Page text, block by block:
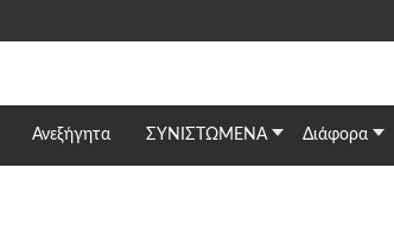
Ανεξήγητα ΣΥΝΙΣΤΩΜΕΝΑ Διάφορα